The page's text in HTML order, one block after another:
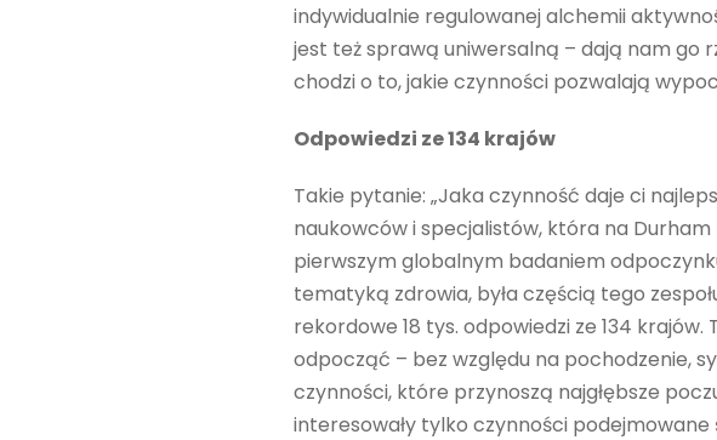
indywidualnie regulowanej alchemii
jest też sprawą uniwersalną – dają nam go
chodzi o to, jakie czynności pozwalają
Odpowiedzi ze 134 krajów
Takie pytanie: „Jaka czynność daje ci
naukowców i specjalistów, która na Durham
pierwszym globalnym badaniem
tematyką zdrowia, była częścią tego
rekordowe 18 tys. odpowiedzi ze 134
odpocząć – bez względu na pochodzenie,
czynności, które przynoszą najgłębsze
interesowały tylko czynności podejmowane